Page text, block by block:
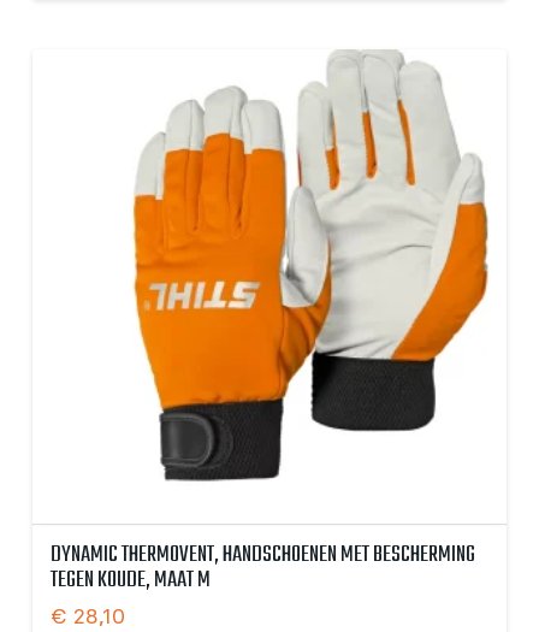
DYNAMIC THERMOVENT, HANDSCHOENEN MET BESCHERMING
TEGEN KOUDE, MAAT M
€ 28,10